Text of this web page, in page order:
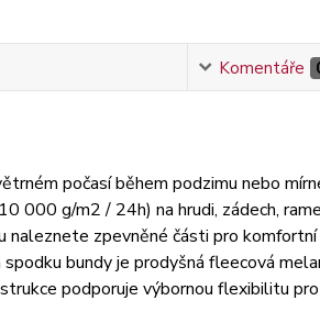
Komentáře
počasí během podzimu nebo
g/m2 / 24h) na hrudi, zádech,
zpevněné části pro
bundy je prodyšná fleecová
podporuje výbornou flexibilitu